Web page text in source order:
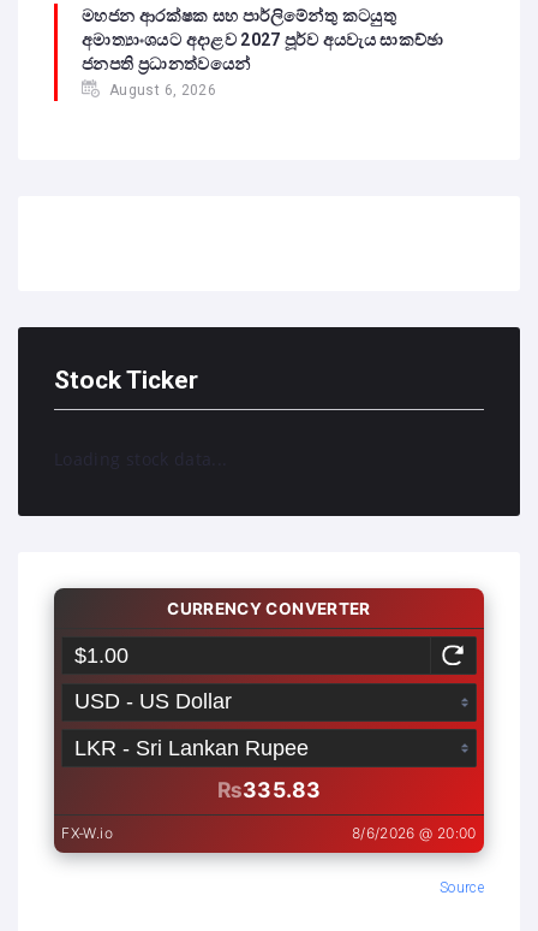
මහජන ආරක්ෂක සහ පාර්ලිමේන්තු කටයුතු
අමාත්‍යාංශයට අදාළව 2027 පූර්ව අයවැය සාකච්ඡා
ජනපති ප්‍රධානත්වයෙන්
August 6, 2026
Stock Ticker
Loading stock data...
Source